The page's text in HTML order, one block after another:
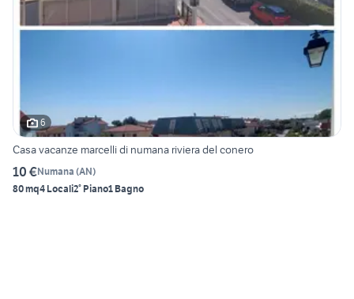
6
Casa vacanze marcelli di numana riviera del conero
10 €Numana (AN)
80 mq4 Locali2° Piano1 Bagno